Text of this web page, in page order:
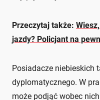
Przeczytaj także:
jazdy? Policjant na
Posiadacze niebieskich
dyplomatycznego. W
może podjąć wobec